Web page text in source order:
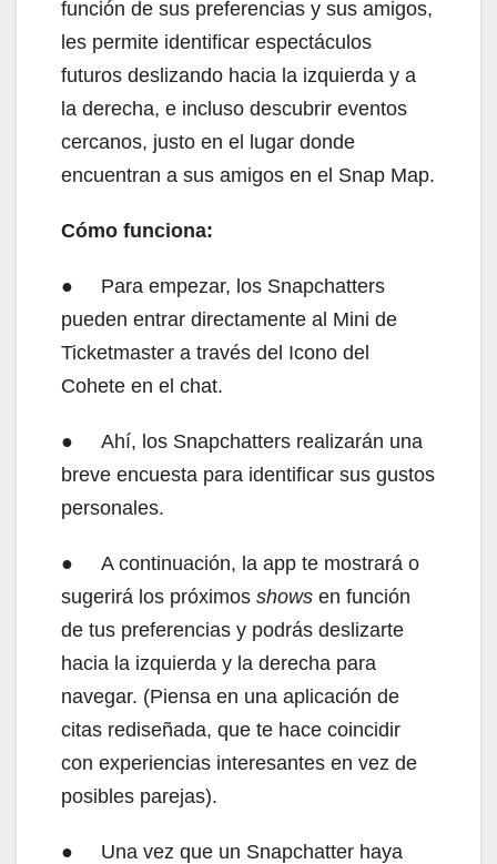
función de sus preferencias y sus amigos,
les permite identificar espectáculos
futuros deslizando hacia la izquierda y a
la derecha, e incluso descubrir eventos
cercanos, justo en el lugar donde
encuentran a sus amigos en el Snap Map.
Cómo funciona:
● Para empezar, los Snapchatters
pueden entrar directamente al Mini de
Ticketmaster a través del Icono del
Cohete en el chat.
● Ahí, los Snapchatters realizarán una
breve encuesta para identificar sus gustos
personales.
● A continuación, la app te mostrará o
sugerirá los próximos shows en función
de tus preferencias y podrás deslizarte
hacia la izquierda y la derecha para
navegar. (Piensa en una aplicación de
citas rediseñada, que te hace coincidir
con experiencias interesantes en vez de
posibles parejas).
● Una vez que un Snapchatter haya